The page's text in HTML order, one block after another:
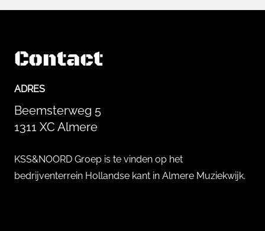
Contact
ADRES
Beemsterweg 5
1311 XC Almere
KSS&NOORD Groep is te vinden op het
bedrijventerrein Hollandse kant in Almere Muziekwijk.